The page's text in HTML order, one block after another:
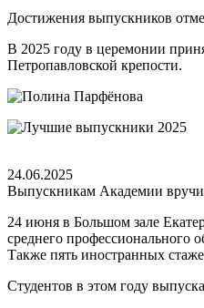
Достижения выпускников
В 2025 году в церемонии
Петропавловской крепости.
24.06.2025
Выпускникам Академии
24 июня в Большом зале
среднего профессионального
Также пять иностранных
Студентов в этом году